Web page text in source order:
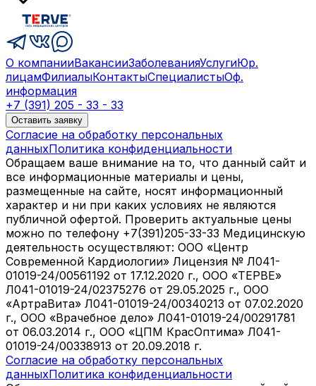
О компанииВакансииЗаболеванияУслугиЮр.
лицамФилиалыКонтактыСпециалистыОф.
информация
+7 (391) 205 - 33 - 33
Оставить заявку
Согласие на обработку персональных
данныхПолитика конфиденциальности
Обращаем ваше внимание на то, что данный сайт и
все информационные материалы и цены,
размещенные на сайте, носят информационный
характер и ни при каких условиях не являются
публичной офертой. Проверить актуальные цены
можно по телефону +7(391)205-33-33 Медицинскую
деятельность осуществляют: ООО «Центр
Современной Кардиологии» Лицензия № Л041-
01019-24/00561192 от 17.12.2020 г., ООО «ТЕРВЕ»
Л041-01019-24/02375276 от 29.05.2025 г., ООО
«АртраВита» Л041-01019-24/00340213 от 07.02.2020
г., ООО «Врачебное дело» Л041-01019-24/00291781
от 06.03.2014 г., ООО «ЦПМ КрасОптима» Л041-
01019-24/00338913 от 20.09.2018 г.
Согласие на обработку персональных
данныхПолитика конфиденциальности